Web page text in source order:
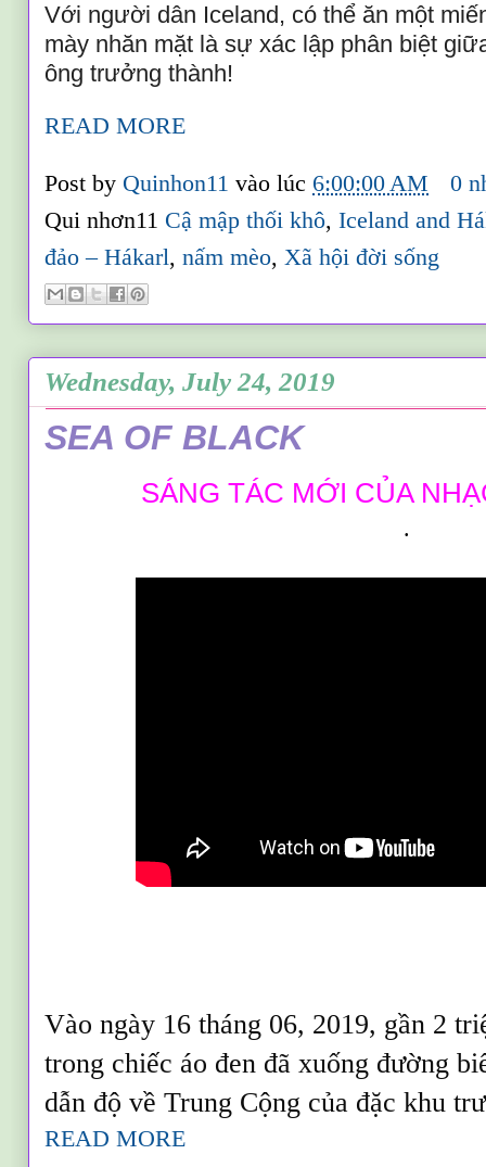
Với người dân Iceland, có thể ăn một
mày nhăn mặt là sự xác lập phân biệt
ông trưởng thành!
READ MORE
Post by Quinhon11vào lúc 6:00:00 AM
0
Qui nhơn11 Cậ mập thối khô,Iceland and
đảo – Hákarl,nấm mèo,Xã hội đời sống
Wednesday, July 24, 2019
SEA OF BLACK
SÁNG TÁC MỚI CỦA
.
Vào ngày 16 tháng 06, 2019, gần 2
trong chiếc áo đen đã xuống đường
dẫn độ về Trung Cộng của đặc khu
READ MORE